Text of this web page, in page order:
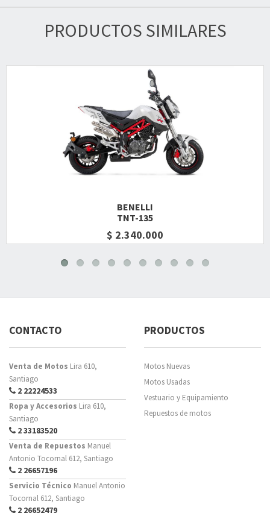
PRODUCTOS SIMILARES
BENELLI
TNT-135
$ 2.340.000
CONTACTO
Venta de Motos Lira 610,
Santiago
2 22224533
Ropa y Accesorios Lira 610,
Santiago
2 33183520
Venta de Repuestos Manuel
Antonio Tocornal 612, Santiago
2 26657196
Servicio Técnico Manuel Antonio
Tocornal 612, Santiago
2 26652479
PRODUCTOS
Motos Nuevas
Motos Usadas
Vestuario y Equipamiento
Repuestos de motos